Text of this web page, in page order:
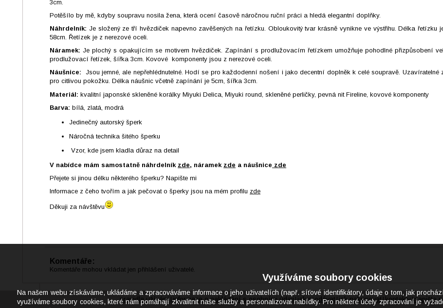
3cm.
Potěšílo by mě, kdyby soupravu nosila žena, která ocení časově náročnou ruční práci a hledá elegantní doplňky.
Náhrdelník: Je složený ze tří hvězdiček napevno zavěšených na řetízku. Obloukovitý tvar krásně vynikne ve výstřihu. Délka
58cm. Řetízek je z nerezové oceli.
Náramek: Je plochý s opakujícím se motivem hvězdiček. Zapínání s prodlužovacím řetízkem umožňuje pohodlné přizpůsobení
prodlužovací řetízek, šířka 3cm. Kovové komponenty jsou z nerezové oceli.
Náušnice:
Jsou jemné, ale nepřehlédnutelné. Hodí se pro každodenní nošení i jako decentní doplněk k celé soupravě.
pro citlivou pokožku. Délka náušnic včetně zapínání je 5cm, šířka 3cm.
Materiál: kvalitní japonské skleněné korálky Miyuki Delica, Miyuki round, skleněné perličky, pevná nit Fireline, kovové komponenty
Barva: bílá, zlatá, modrá
Jedinečný autorský šperk
Náročná technika šitého šperku
Vzor, kde jsem kladla důraz na detail
V nabídce mám samostatně náhrdelník zde, náramek zde a náušnice zde
Přejete si jinou délku některého šperku? Napište mi
Informace z čeho tvořím a jak pečovat o šperky jsou na mém profilu zde
Děkuji za návštěvu
Komentáře:
Komentáře mohou vkládat jen přihlášení uživatelé.
pravidla užívání informace o nakládání s osobními údaji | jak prodávat | jak nakupovat |kontakty | napište
Využíváme soubory cookies
Na našem webu získáváme, ukládáme a zpracováváme informace o jeho uživatelích (např. síťové identifikátory, údaje o tom, jak
využíváme soubory cookies, které nám pomáhají zkvalitnit naše služby a personalizovat nabídky. Pro některé účely zpracování je